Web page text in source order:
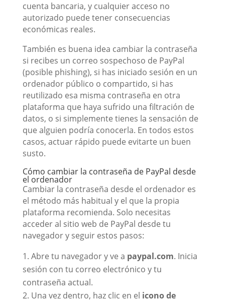
cuenta bancaria, y cualquier acceso no
autorizado puede tener consecuencias
económicas reales.
También es buena idea cambiar la contraseña
si recibes un correo sospechoso de PayPal
(posible phishing), si has iniciado sesión en un
ordenador público o compartido, si has
reutilizado esa misma contraseña en otra
plataforma que haya sufrido una filtración de
datos, o si simplemente tienes la sensación de
que alguien podría conocerla. En todos estos
casos, actuar rápido puede evitarte un buen
susto.
Cómo cambiar la contraseña de PayPal desde
el ordenador
Cambiar la contraseña desde el ordenador es
el método más habitual y el que la propia
plataforma recomienda. Solo necesitas
acceder al sitio web de PayPal desde tu
navegador y seguir estos pasos:
Abre tu navegador y ve a paypal.com. Inicia
sesión con tu correo electrónico y tu
contraseña actual.
Una vez dentro, haz clic en el icono de